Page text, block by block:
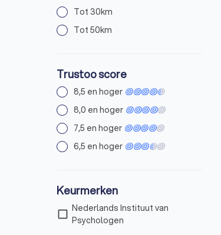
Tot 30km
Tot 50km
Trustoo score
8,5 en hoger
8,0 en hoger
7,5 en hoger
6,5 en hoger
Keurmerken
check_box_outline_blank
Nederlands Instituut van
Psychologen